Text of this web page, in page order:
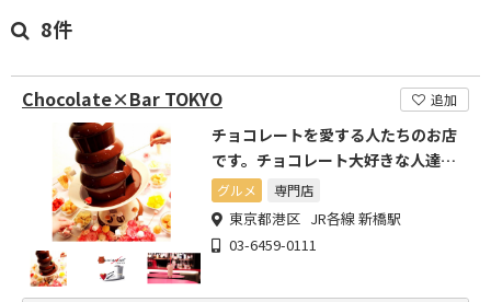
8件
Chocolate×Bar TOKYO 追加
チョコレートを愛する人たちのお店
です。チョコレート大好きな人達に
感動を与えます。
グルメ 専門店
東京都港区 JR各線 新橋駅
03-6459-0111